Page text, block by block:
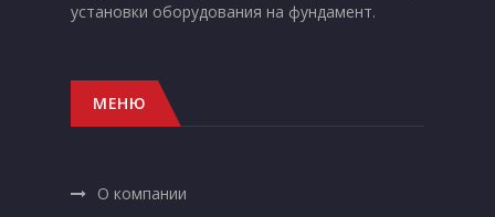
установки оборудования на фундамент.
МЕНЮ
О компании